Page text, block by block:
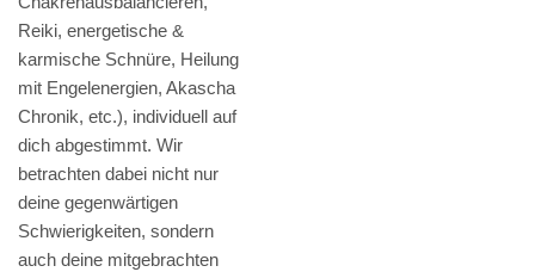
Reiki, energetische &
karmische Schnüre, Heilung
mit Engelenergien, Akascha
Chronik, etc.), individuell auf
dich abgestimmt. Wir
betrachten dabei nicht nur
deine gegenwärtigen
Schwierigkeiten, sondern
auch deine mitgebrachten